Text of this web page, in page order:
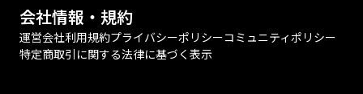
会社情報・規約
運営会社利用規約プライバシーポリシーコミュニティポリシー
特定商取引に関する法律に基づく表示